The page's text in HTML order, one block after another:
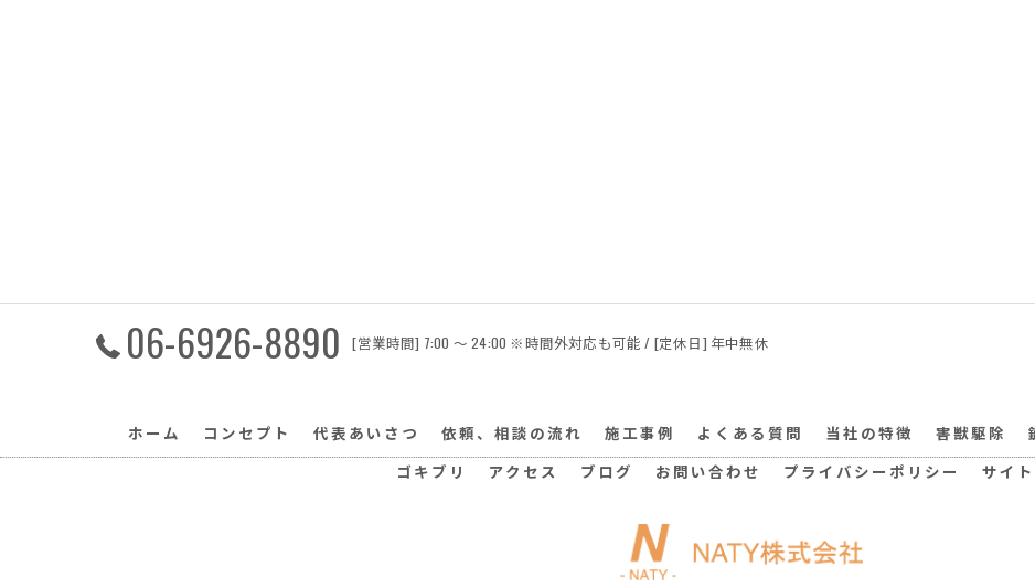
06-6926-8890 [営業時間] 7:00 〜 24:00 ※時間外対応も可能 / [定休日] 年中無休
ホーム コンセプト 代表あいさつ 依頼、相談の流れ 施工事例 よくある質問 当社の特徴 害獣駆除
ゴキブリ
アクセス ブログ お問い合わせ プライバシーポリシー サイ